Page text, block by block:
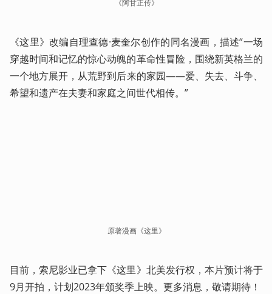
《阿甘正传》
《这里》改编自理查德·麦奎尔创作的同名漫画，描述“一场
穿越时间和记忆的惊心动魄的革命性冒险，围绕新英格兰的
一个地方展开，从荒野到后来的家园——爱、失去、斗争、
希望和遗产在夫妻和家庭之间世代相传。”
原著漫画《这里》
目前，索尼影业已拿下《这里》北美发行权，本片预计将于
9月开拍，计划2023年颁奖季上映。更多消息，敬请期待！